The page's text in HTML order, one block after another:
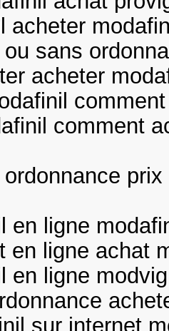
acheter
sans
acheter
comment
en ligne
en ligne achat
en ligne
sur internet